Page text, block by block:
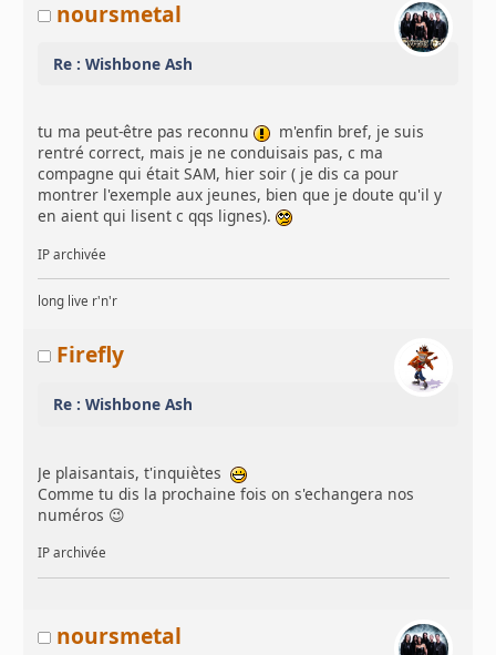
noursmetal
Re : Wishbone Ash
tu ma peut-être pas reconnu
m'enfin bref, je suis
rentré correct, mais je ne conduisais pas, c ma
compagne qui était SAM, hier soir ( je dis ca pour
montrer l'exemple aux jeunes, bien que je doute qu'il y
en aient qui lisent c qqs lignes).
IP archivée
long live r'n'r
Firefly
Re : Wishbone Ash
Je plaisantais, t'inquiètes
Comme tu dis la prochaine fois on s'echangera nos
numéros 😉
IP archivée
noursmetal